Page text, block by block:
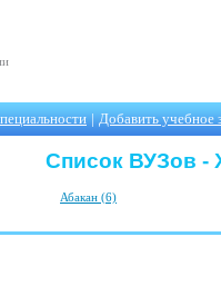
| Добавить учебное
Список ВУЗов -
Абакан (6)